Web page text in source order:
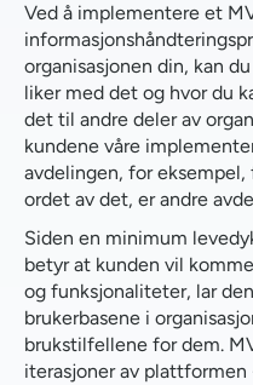
Ved å implementere et
organisasjonen din, kan
liker med det og hvor du
det til andre deler av
kundene våre
avdelingen, for
ordet av det, er andre
Siden en minimum
betyr at kunden vil
og funksjonaliteter, lar
brukerbasene i
brukstilfellene for dem.
iterasjoner av